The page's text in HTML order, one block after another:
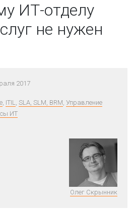
ИТ-отделу
не нужен
2017
, ITIL, SLA, SLM, BRM, Управление
ИТ
Олег Скрынник